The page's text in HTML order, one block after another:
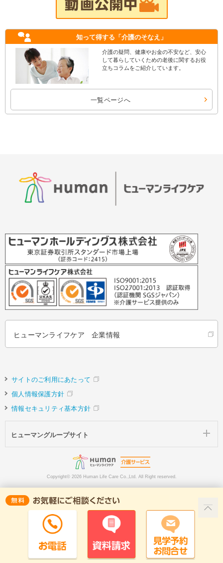
知って得する 「介護のそなえ」
介護の疑問、健康やお金の不安など、安心
して暮らしていくための老後に関するお役
立ちコラムをご紹介しています。
一覧ページへ
ヒューマンライフケア 企業情報
サイトのご利用にあたって
個人情報保護方針
情報セキュリティ基本方針
ヒューマングループサイト
Copyright© 2026 Human Life Care Co.,Ltd. All Right reserved.